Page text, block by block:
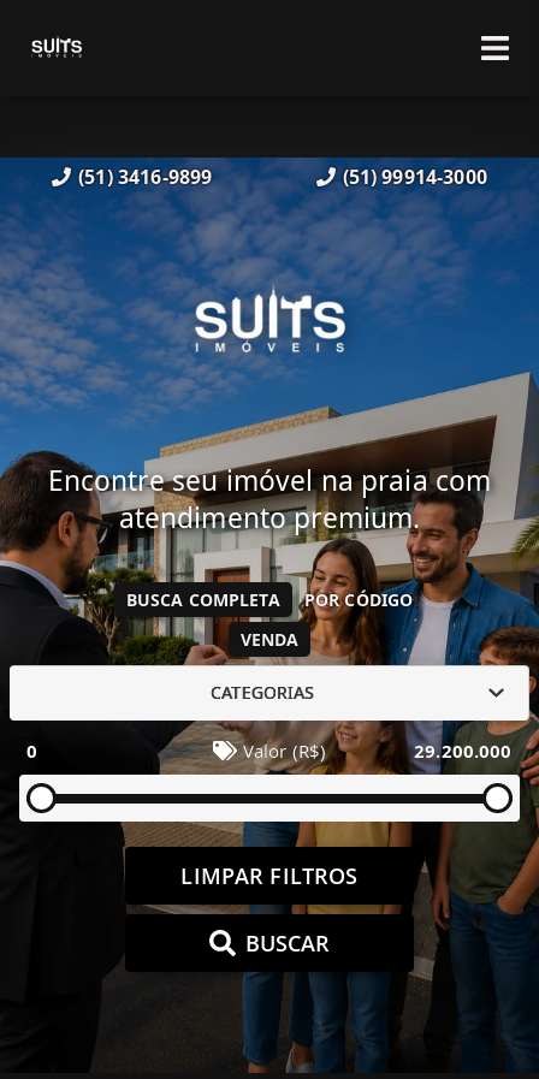
(51) 3416-9899 (51) 99914-3000
Encontre seu imóvel na praia com
atendimento premium.
VENDA
BUSCA COMPLETA POR CÓDIGO
CATEGORIAS
0 Valor (R$) 29.200.000
LIMPAR FILTROS
BUSCAR